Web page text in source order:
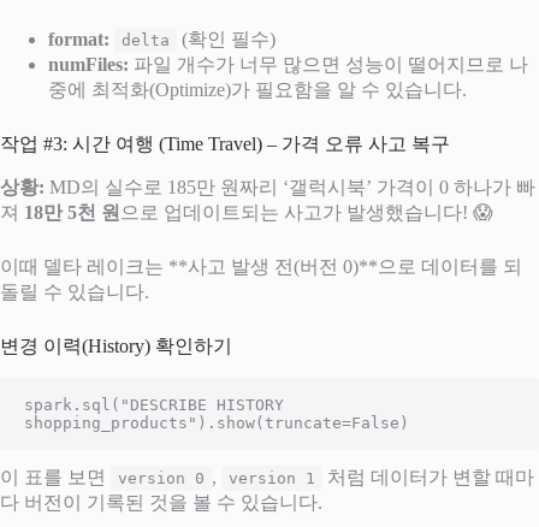
format: delta
(확인 필수)
numFiles: 파일 개수가 너무 많으면 성능이 떨어지므로 나
중에 최적화(Optimize)가 필요함을 알 수 있습니다.
작업 #3: 시간 여행 (Time Travel) – 가격 오류 사고 복구
상황: MD의 실수로 185만 원짜리 ‘갤럭시북’ 가격이 0 하나가 빠
져 18만 5천 원 으로 업데이트되는 사고가 발생했습니다! 😱
이때 델타 레이크는 **사고 발생 전(버전 0)**으로 데이터를 되
돌릴 수 있습니다.
변경 이력(History) 확인하기
spark.sql("DESCRIBE HISTORY
shopping_products").show(truncate=False)
이 표를 보면 version 0 , version 1
처럼 데이터가 변할 때마
다 버전이 기록된 것을 볼 수 있습니다.